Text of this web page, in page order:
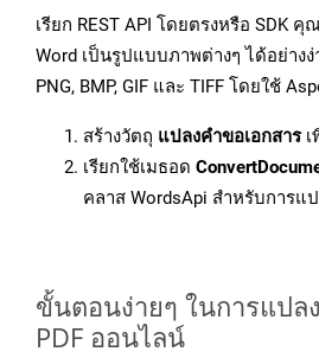
เรียก REST API โดยตรงหรือ SDK
Word เป็นรูปแบบภาพต่างๆ ได้อย่างง่
PNG, BMP, GIF และ TIFF โดยใช้
สร้างวัตถุ แปลงคำขอเอกสารเ
เรียกใช้เมธอด
คลาส WordsApi สำหรับการแป
ขั้นตอนง่ายๆ ในการแปล
PDF ออนไลน์